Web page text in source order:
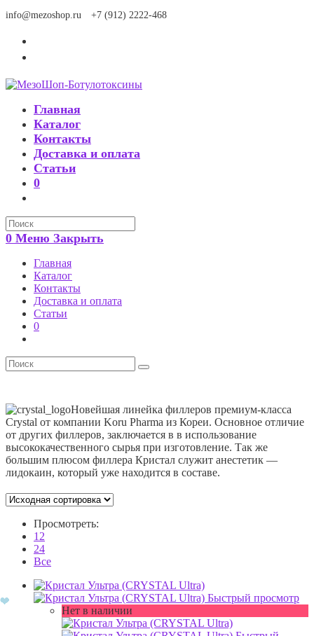
Перейти
info@mezoshop.ru +7 (912) 2222-468
Главная
Каталог
Контакты
Доставка и оплата
Статьи
0
Search
this
website
0 Меню Закрыть
Главная
Каталог
Контакты
Доставка и оплата
Статьи
0
Новейшая линейка филлеров премиум-класса
Crystal от компании Koru Pharma из Кореи. Основное отличие
от других филлеров, заключается в в использование
высококачественного сырья при изготовление. Так же
большим плюсом филлера Кристал служит анестетик —
лидокаин, который уже находится в составе.
Просмотреть:
12
24
Все
Быстрый просмотр
Нет в наличии